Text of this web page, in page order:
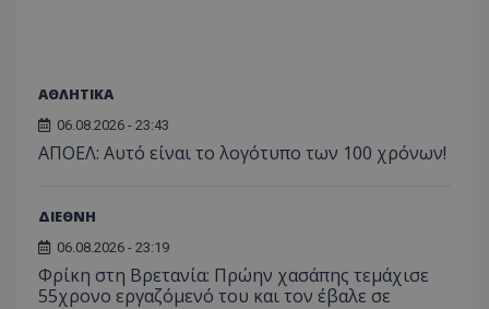
ΑΘΛΗΤΙΚΑ
06.08.2026 - 23:43
ΑΠΟΕΛ: Αυτό είναι το λογότυπο των 100 χρόνων!
ΔΙΕΘΝΗ
06.08.2026 - 23:19
Φρίκη στη Βρετανία: Πρώην χασάπης τεμάχισε
55χρονο εργαζόμενό του και τον έβαλε σε